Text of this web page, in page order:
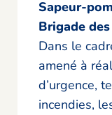
Sapeur-
Brigade
Dans le
amené à
d’urgence,
incendies,